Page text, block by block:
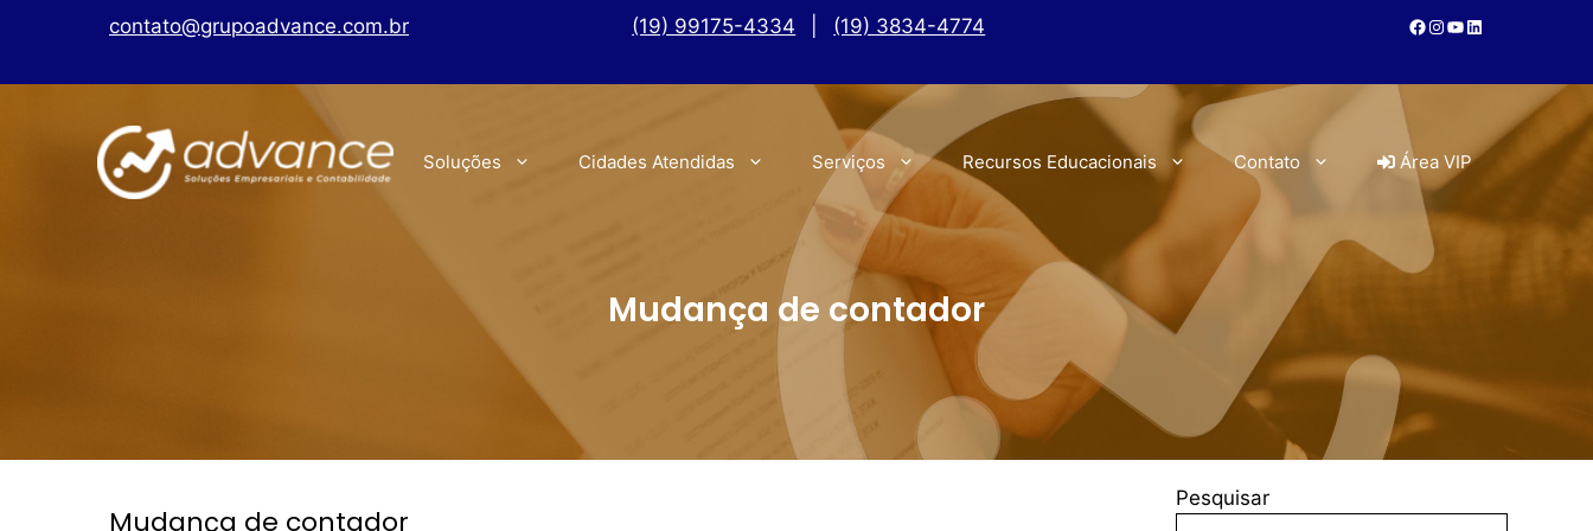
contato@grupoadvance.com.br (19) 99175-4334 (19) 3834-4774
Soluções Cidades Atendidas Serviços Recursos Educacionais Contato Área VIP
Mudança de contador
Mudança de contador
Pesquisar